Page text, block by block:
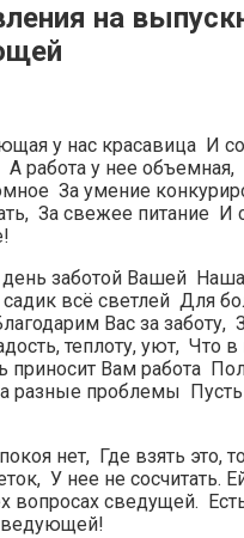
на
у нас красавица И
А работа у нее
За умение
За свежее питание И
заботой Вашей Наша
всё светлей Для
Вас за заботу,
теплоту, уют, Что
приносит Вам работа
разные проблемы Пусть
нет, Где взять это,
У нее не сосчитать.
вопросах сведущей.